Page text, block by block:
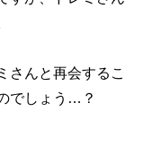
さんと再会するこ
でしょう…？